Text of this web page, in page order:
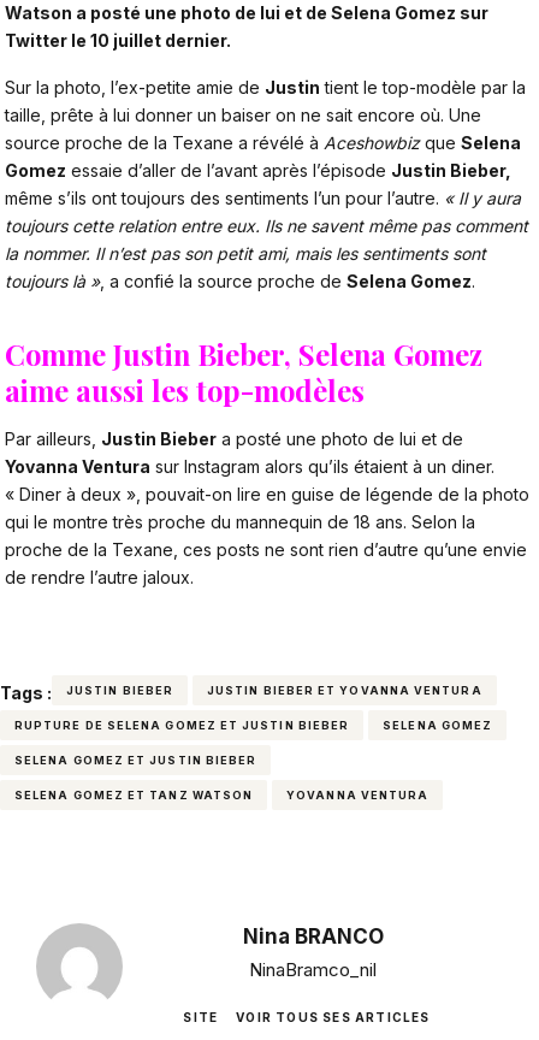
Watson a posté une photo de lui et de Selena Gomez sur
Twitter le 10 juillet dernier.
Sur la photo, l’ex-petite amie de Justin tient le top-modèle par la
taille, prête à lui donner un baiser on ne sait encore où. Une
source proche de la Texane a révélé à Aceshowbizque Selena
Gomez essaie d’aller de l’avant après l’épisode Justin Bieber,
même s’ils ont toujours des sentiments l’un pour l’autre. « Il y aura
toujours cette relation entre eux. Ils ne savent même pas comment
la nommer. Il n’est pas son petit ami, mais les sentiments sont
toujours là », a confié la source proche de Selena Gomez.
Comme Justin Bieber, Selena Gomez
aime aussi les top-modèles
Par ailleurs, Justin Bieber a posté une photo de lui et de
Yovanna Ventura sur Instagram alors qu’ils étaient à un diner.
« Diner à deux », pouvait-on lire en guise de légende de la photo
qui le montre très proche du mannequin de 18 ans. Selon la
proche de la Texane, ces posts ne sont rien d’autre qu’une envie
de rendre l’autre jaloux.
Tags : JUSTIN BIEBER JUSTIN BIEBER ET YOVANNA VENTURA
RUPTURE DE SELENA GOMEZ ET JUSTIN BIEBER SELENA GOMEZ
SELENA GOMEZ ET JUSTIN BIEBER
SELENA GOMEZ ET TANZ WATSON YOVANNA VENTURA
Nina BRANCO
NinaBramco_nil
SITE VOIR TOUS SES ARTICLES